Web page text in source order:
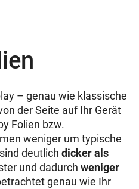
– genau wie klassische
der Seite auf Ihr Gerät
Folien bzw.
weniger um typische
deutlich dicker als
und dadurch weniger
genau wie Ihr